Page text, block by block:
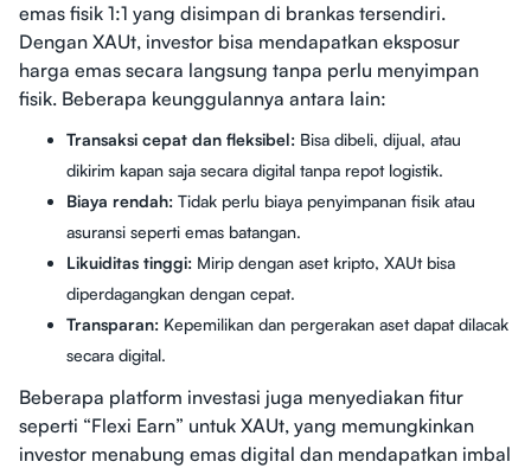
emas fisik 1:1 yang disimpan di brankas tersendiri.
Dengan XAUt, investor bisa mendapatkan eksposur
harga emas secara langsung tanpa perlu menyimpan
fisik. Beberapa keunggulannya antara lain:
Transaksi cepat dan fleksibel: Bisa dibeli, dijual, atau
dikirim kapan saja secara digital tanpa repot logistik.
Biaya rendah: Tidak perlu biaya penyimpanan fisik atau
asuransi seperti emas batangan.
Likuiditas tinggi: Mirip dengan aset kripto, XAUt bisa
diperdagangkan dengan cepat.
Transparan: Kepemilikan dan pergerakan aset dapat dilacak
secara digital.
Beberapa platform investasi juga menyediakan fitur
seperti “Flexi Earn” untuk XAUt, yang memungkinkan
investor menabung emas digital dan mendapatkan imbal